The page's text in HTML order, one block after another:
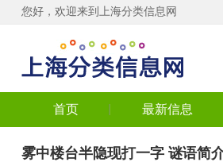
您好，欢迎来到上海分类信息网
首页 最新信息
雾中楼台半隐现打一字 谜语简